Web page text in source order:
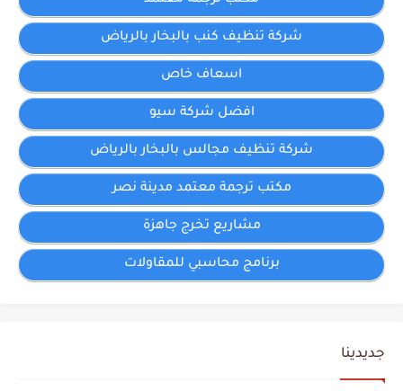
شركة تنظيف كنب بالبخار بالرياض
اسعاف خاص
افضل شركة سيو
شركة تنظيف مجالس بالبخار بالرياض
مكتب ترجمة معتمد مدينة نصر
مشاريع تخرج جاهزة
برنامج محاسبي للمقاولات
جديدينا